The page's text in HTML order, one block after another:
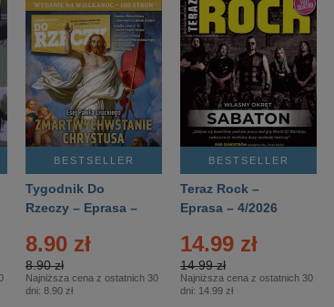
BESTSELLER
Tygodnik Do
Rzeczy – Eprasa –
8.90 zł
8.90 zł
Najniższa cena z ostatnich 30
dni: 8.90 zł
BESTSELLER
Teraz Rock –
Eprasa – 4/2026
14.99 zł
14.99 zł
Najniższa cena z ostatnich 30
dni: 14.99 zł